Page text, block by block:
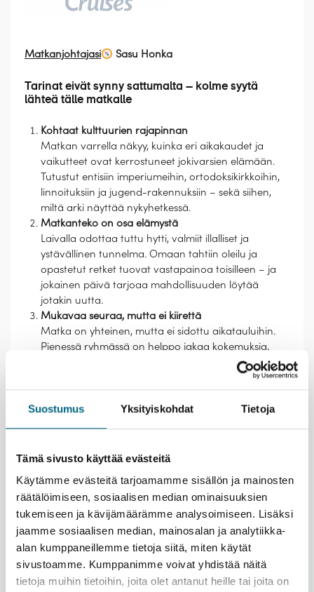
Suostumus Yksityiskohdat Tietoja
Tämä sivusto käyttää evästeitä
Käytämme evästeitä tarjoamamme sisällön ja mainosten
räätälöimiseen, sosiaalisen median ominaisuuksien
tukemiseen ja kävijämäärämme analysoimiseen. Lisäksi
jaamme sosiaalisen median, mainosalan ja analytiikka-
alan kumppaneillemme tietoja siitä, miten käytät
sivustoamme. Kumppanimme voivat yhdistää näitä
tietoja muihin tietoihin, joita olet antanut heille tai joita on
Matkanjohtajasi Sasu Honka
Tarinat eivät synny sattumalta – kolme syytä
lähteä tälle matkalle
Kohtaat kulttuurien rajapinnan
Matkan varrella näkyy, kuinka eri aikakaudet ja
vaikutteet ovat kerrostuneet jokivarsien elämään.
Tutustut entisiin imperiumeihin, ortodoksikirkkoihin,
linnoituksiin ja jugend-rakennuksiin – sekä siihen,
miltä arki näyttää nykyhetkessä.
Matkanteko on osa elämystä
Laivalla odottaa tuttu hytti, valmiit illalliset ja
ystävällinen tunnelma. Omaan tahtiin oleilu ja
opastetut retket tuovat vastapainoa toisilleen – ja
jokainen päivä tarjoaa mahdollisuuden löytää
jotakin uutta.
Mukavaa seuraa, mutta ei kiirettä
Matka on yhteinen, mutta ei sidottu aikatauluihin.
Pienessä ryhmässä on helppo jakaa kokemuksia,
osallistua retkille tai kysyä vinkkejä päivän kohteisiin.
Halutessasi voit myös kulkea omia polkujasi, vaikka
lähikortteleiden kahvilaan pysähtyen.
Lähtemällä tälle matkalle kasvatat Suomeen uutta
metsää ja työllistät suomalaisia nuoria.Lue lisää
vastuullisuusteosta.
Esittely
Palvelut